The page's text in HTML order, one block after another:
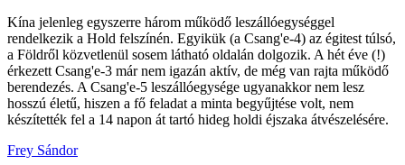
Kína jelenleg egyszerre három működő leszállóegységgel
rendelkezik a Hold felszínén. Egyikük (a Csang'e-4) az égitest túlsó,
a Földről közvetlenül sosem látható oldalán dolgozik. A hét éve (!)
érkezett Csang'e-3 már nem igazán aktív, de még van rajta működő
berendezés. A Csang'e-5 leszállóegysége ugyanakkor nem lesz
hosszú életű, hiszen a fő feladat a minta begyűjtése volt, nem
készítették fel a 14 napon át tartó hideg holdi éjszaka átvészelésére.
Frey Sándor